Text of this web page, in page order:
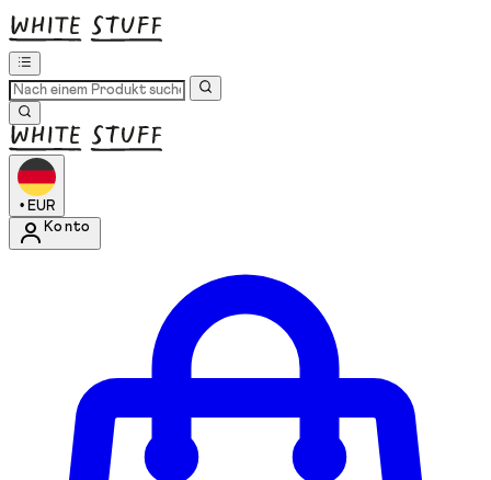
• EUR
Konto